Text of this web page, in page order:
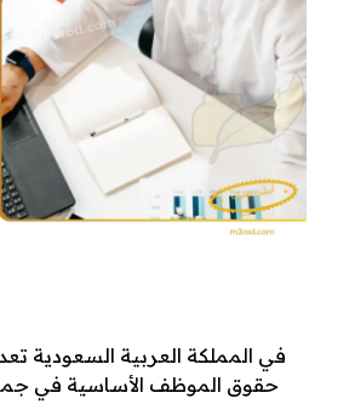
مفي المملكة العربية السعودية
حقوق الموظف الأساسية في